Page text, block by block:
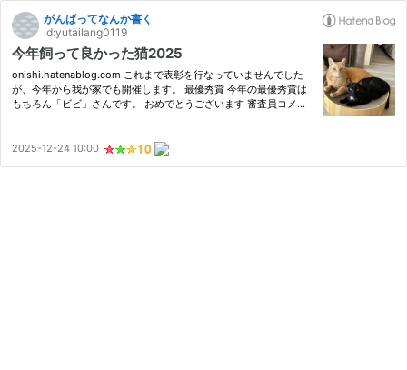
がんばってなんか書く
id:yutailang0119
今年飼って良かった猫2025
onishi.hatenablog.com これまで表彰を行なっていませんでした
が、今年から我が家でも開催します。 最優秀賞 今年の最優秀賞は
もちろん「ビビ」さんです。 おめでとうございます 審査員コメン
た…
2025-12-24 10:00